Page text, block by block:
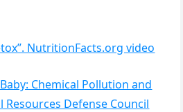
NutritionFacts.org video
Chemical Pollution and
Resources Defense Council